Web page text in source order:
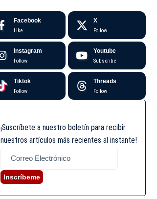
Facebook
Like
X
Follow
Instagram
Follow
Youtube
Subscribe
Tiktok
Follow
Threads
Follow
¡Suscríbete a nuestro boletín para recibir
nuestros artículos más recientes al instante!
Inscríbeme